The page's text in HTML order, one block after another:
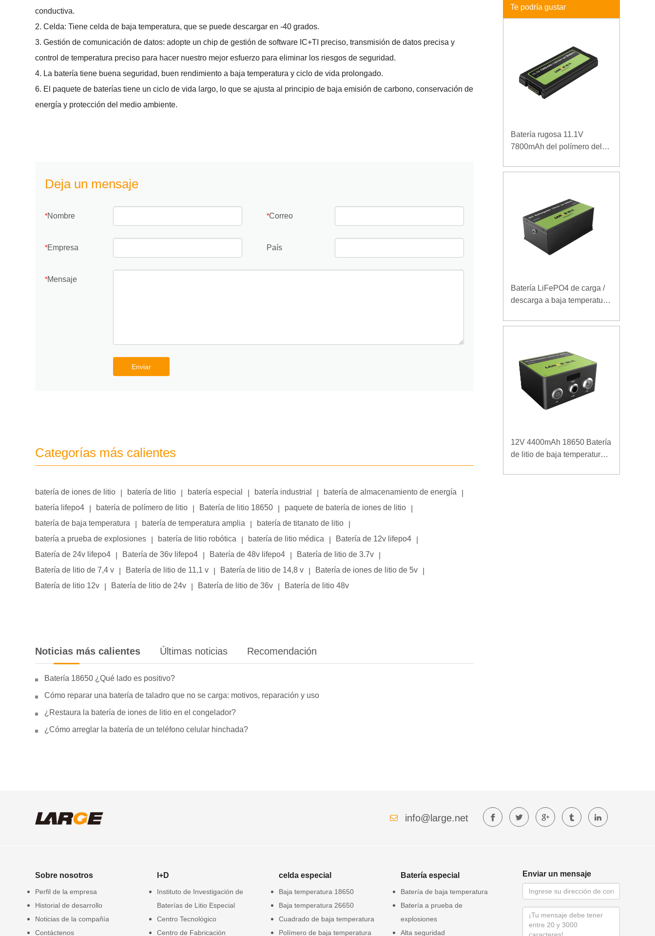
conductiva.
2. Celda: Tiene celda de baja temperatura, que se puede descargar en -40 grados.
3. Gestión de comunicación de datos: adopte un chip de gestión de software IC+TI preciso, transmisión de datos precisa y
control de temperatura preciso para hacer nuestro mejor esfuerzo para eliminar los riesgos de seguridad.
4. La batería tiene buena seguridad, buen rendimiento a baja temperatura y ciclo de vida prolongado.
6. El paquete de baterías tiene un ciclo de vida largo, lo que se ajusta al principio de baja emisión de carbono, conservación de
energía y protección del medio ambiente.
Deja un mensaje
*Nombre *Correo
*Empresa País
*Mensaje
Enviar
Categorías más calientes
batería de iones de litio batería de litio batería especial batería industrial batería de almacenamiento de energía
batería lifepo4
batería de polímero de litio Batería de litio 18650 paquete de batería de iones de litio
batería de baja temperatura
batería de temperatura amplia batería de titanato de litio
batería a prueba de explosiones
batería de litio robótica batería de litio médica Batería de 12v lifepo4
Batería de 24v lifepo4
Batería de 36v lifepo4 Batería de 48v lifepo4 Batería de litio de 3.7v
Batería de litio de 7,4 v
Batería de litio de 11,1 v Batería de litio de 14,8 v Batería de iones de litio de 5v
Batería de litio 12v
Batería de litio de 24v Batería de litio de 36v Batería de litio 48v
Noticias más calientes Últimas noticias Recomendación
Batería 18650 ¿Qué lado es positivo?
Cómo reparar una batería de taladro que no se carga: motivos, reparación y uso
¿Restaura la batería de iones de litio en el congelador?
¿Cómo arreglar la batería de un teléfono celular hinchada?
Te podría gustar
Batería rugosa 11.1V
7800mAh del polímero del
densidad de alta energía de
Batería LiFePO4 de carga /
descarga a baja temperatura
base de telecomunicaciones
12V 4400mAh 18650 Batería
de litio de baja temperatura
info@large.net
Sobre nosotros
Perfil de la empresa
Historial de desarrollo
Noticias de la compañía
Contáctenos
I+D
Instituto de Investigación de
Baterías de Litio Especial
Centro Tecnológico
Centro de Fabricación
celda especial
Baja temperatura 18650
Baja temperatura 26650
Cuadrado de baja temperatura
Polímero de baja temperatura
Batería especial
Batería de baja temperatura
Batería a prueba de
explosiones
Alta seguridad
Enviar un mensaje